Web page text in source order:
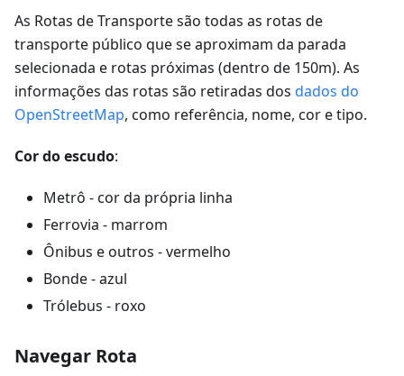
As Rotas de Transporte são todas as rotas de
transporte público que se aproximam da parada
selecionada e rotas próximas (dentro de 150m). As
informações das rotas são retiradas dos dados do
OpenStreetMap, como referência, nome, cor e tipo.
Cor do escudo:
Metrô - cor da própria linha
Ferrovia - marrom
Ônibus e outros - vermelho
Bonde - azul
Trólebus - roxo
Navegar Rota